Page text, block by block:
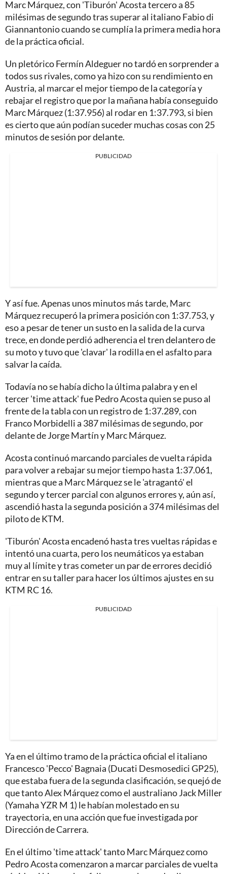
Marc Márquez, con 'Tiburón' Acosta tercero a 85
milésimas de segundo tras superar al italiano Fabio di
Giannantonio cuando se cumplía la primera media hora
de la práctica oficial.
Un pletórico Fermín Aldeguer no tardó en sorprender a
todos sus rivales, como ya hizo con su rendimiento en
Austria, al marcar el mejor tiempo de la categoría y
rebajar el registro que por la mañana había conseguido
Marc Márquez (1:37.956) al rodar en 1:37.793, si bien
es cierto que aún podían suceder muchas cosas con 25
minutos de sesión por delante.
PUBLICIDAD
Y así fue. Apenas unos minutos más tarde, Marc
Márquez recuperó la primera posición con 1:37.753, y
eso a pesar de tener un susto en la salida de la curva
trece, en donde perdió adherencia el tren delantero de
su moto y tuvo que 'clavar' la rodilla en el asfalto para
salvar la caída.
Todavía no se había dicho la última palabra y en el
tercer 'time attack' fue Pedro Acosta quien se puso al
frente de la tabla con un registro de 1:37.289, con
Franco Morbidelli a 387 milésimas de segundo, por
delante de Jorge Martín y Marc Márquez.
Acosta continuó marcando parciales de vuelta rápida
para volver a rebajar su mejor tiempo hasta 1:37.061,
mientras que a Marc Márquez se le 'atragantó' el
segundo y tercer parcial con algunos errores y, aún así,
ascendió hasta la segunda posición a 374 milésimas del
piloto de KTM.
'Tiburón' Acosta encadenó hasta tres vueltas rápidas e
intentó una cuarta, pero los neumáticos ya estaban
muy al límite y tras cometer un par de errores decidió
entrar en su taller para hacer los últimos ajustes en su
KTM RC 16.
PUBLICIDAD
Ya en el último tramo de la práctica oficial el italiano
Francesco 'Pecco' Bagnaia (Ducati Desmosedici GP25),
que estaba fuera de la segunda clasificación, se quejó de
que tanto Alex Márquez como el australiano Jack Miller
(Yamaha YZR M 1) le habían molestado en su
trayectoria, en una acción que fue investigada por
Dirección de Carrera.
En el último 'time attack' tanto Marc Márquez como
Pedro Acosta comenzaron a marcar parciales de vuelta